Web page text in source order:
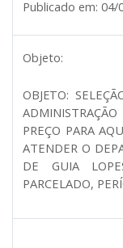
Publicado em: 04/
Objeto:
OBJETO:
PREÇO PARA
ATENDER O
DE GUIA
PARCELADO,